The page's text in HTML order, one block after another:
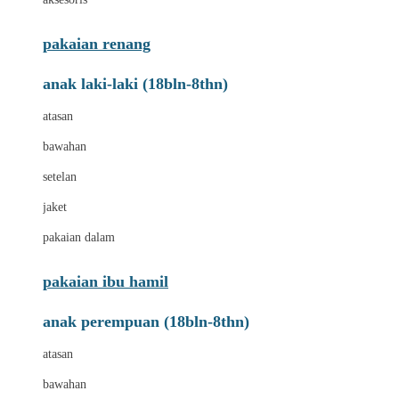
pakaian renang
anak laki-laki (18bln-8thn)
atasan
bawahan
setelan
jaket
pakaian dalam
pakaian ibu hamil
anak perempuan (18bln-8thn)
atasan
bawahan